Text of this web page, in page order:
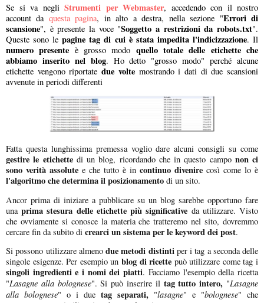
Se si va negli Strumenti per Webmaster, accedendo con il nostro
account da questa pagina, in alto a destra, nella sezione "Errori di
scansione", è presente la voce "Soggetto a restrizioni da robots.txt".
Queste sono lepagine tag di cui è stata impedita l'indicizzazione. Il
numero presente è grosso modo quello totale delle etichette che
abbiamo inserito nel blog. Ho detto "grosso modo" perché alcune
etichette vengono riportatedue voltemostrando i dati di due scansioni
avvenute in periodi differenti
Fatta questa lunghissima premessa voglio dare alcuni consigli su come
gestire le etichettedi un blog, ricordando che in questo campo non ci
sono verità assolute e che tutto è in continuo divenire così come lo è
l'algoritmo che determina il posizionamento di un sito.
Ancor prima di iniziare a pubblicare su un blog sarebbe opportuno fare
unaprima stesura delle etichette più significative da utilizzare. Visto
che ovviamente si conosce la materia che tratteremo nel sito, dovremmo
cercare fin da subito di crearci un sistema per le keyword dei post.
Si possono utilizzare almeno due metodi distintiper i tag a seconda delle
singole esigenze. Per esempio un blog di ricette può utilizzare come tag i
singoli ingredienti e i nomi dei piatti. Facciamo l'esempio della ricetta
"Lasagne alla bolognese". Si può inserire il tag tutto intero, "Lasagne
alla bolognese" o i due tag separati, "lasagne" e "bolognese" che